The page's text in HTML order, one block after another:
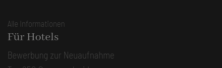
Alle Informationen
Für Hotels
Bewerbung zur Neuaufnahme